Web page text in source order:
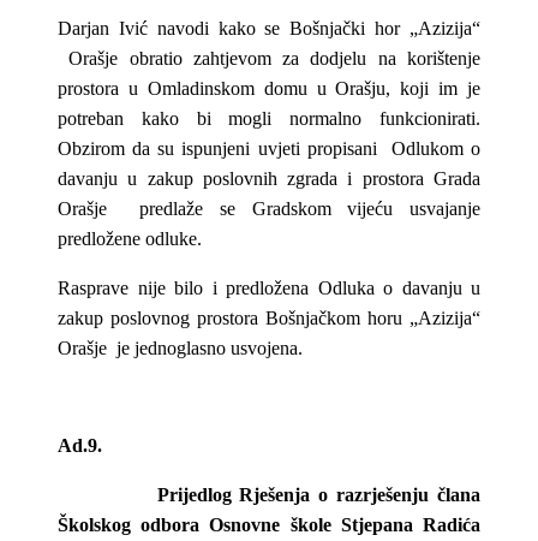
Darjan Ivić navodi kako se Bošnjački hor „Azizija“
Orašje obratio zahtjevom za dodjelu na korištenje
prostora u Omladinskom domu u Orašju, koji im je
potreban kako bi mogli normalno funkcionirati.
Obzirom da su ispunjeni uvjeti propisani Odlukom o
davanju u zakup poslovnih zgrada i prostora Grada
Orašje predlaže se Gradskom vijeću usvajanje
predložene odluke.
Rasprave nije bilo i predložena Odluka o davanju u
zakup poslovnog prostora Bošnjačkom horu „Azizija“
Orašje je jednoglasno usvojena.
Ad.9.
Prijedlog Rješenja o razrješenju člana
Školskog odbora Osnovne škole Stjepana Radića